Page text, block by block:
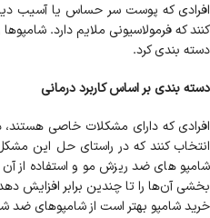
افرادی که پوست سر حساس یا آسیب
کنند که فرمولاسیونی ملایم دارد.
دسته بندی کرد.
دسته بندی بر اساس کاربرد درمانی
افرادی که دارای مشکلات خاصی
انتخاب کنند که در راستای حل این
شامپو های ضد ریزش مو و استفاده از آن
بخشی آن‌ها را تا چندین برابر افزایش
خرید شامپو بهتر است از شامپوهای ضد